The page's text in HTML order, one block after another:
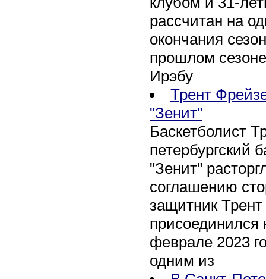
рассчитан на
окончания
прошлом
Ирэбу
Трент
"Зенит"
Баскетболист
петербургский
"Зенит"
соглашению
защитник
присоединился
феврале 2023
одним из